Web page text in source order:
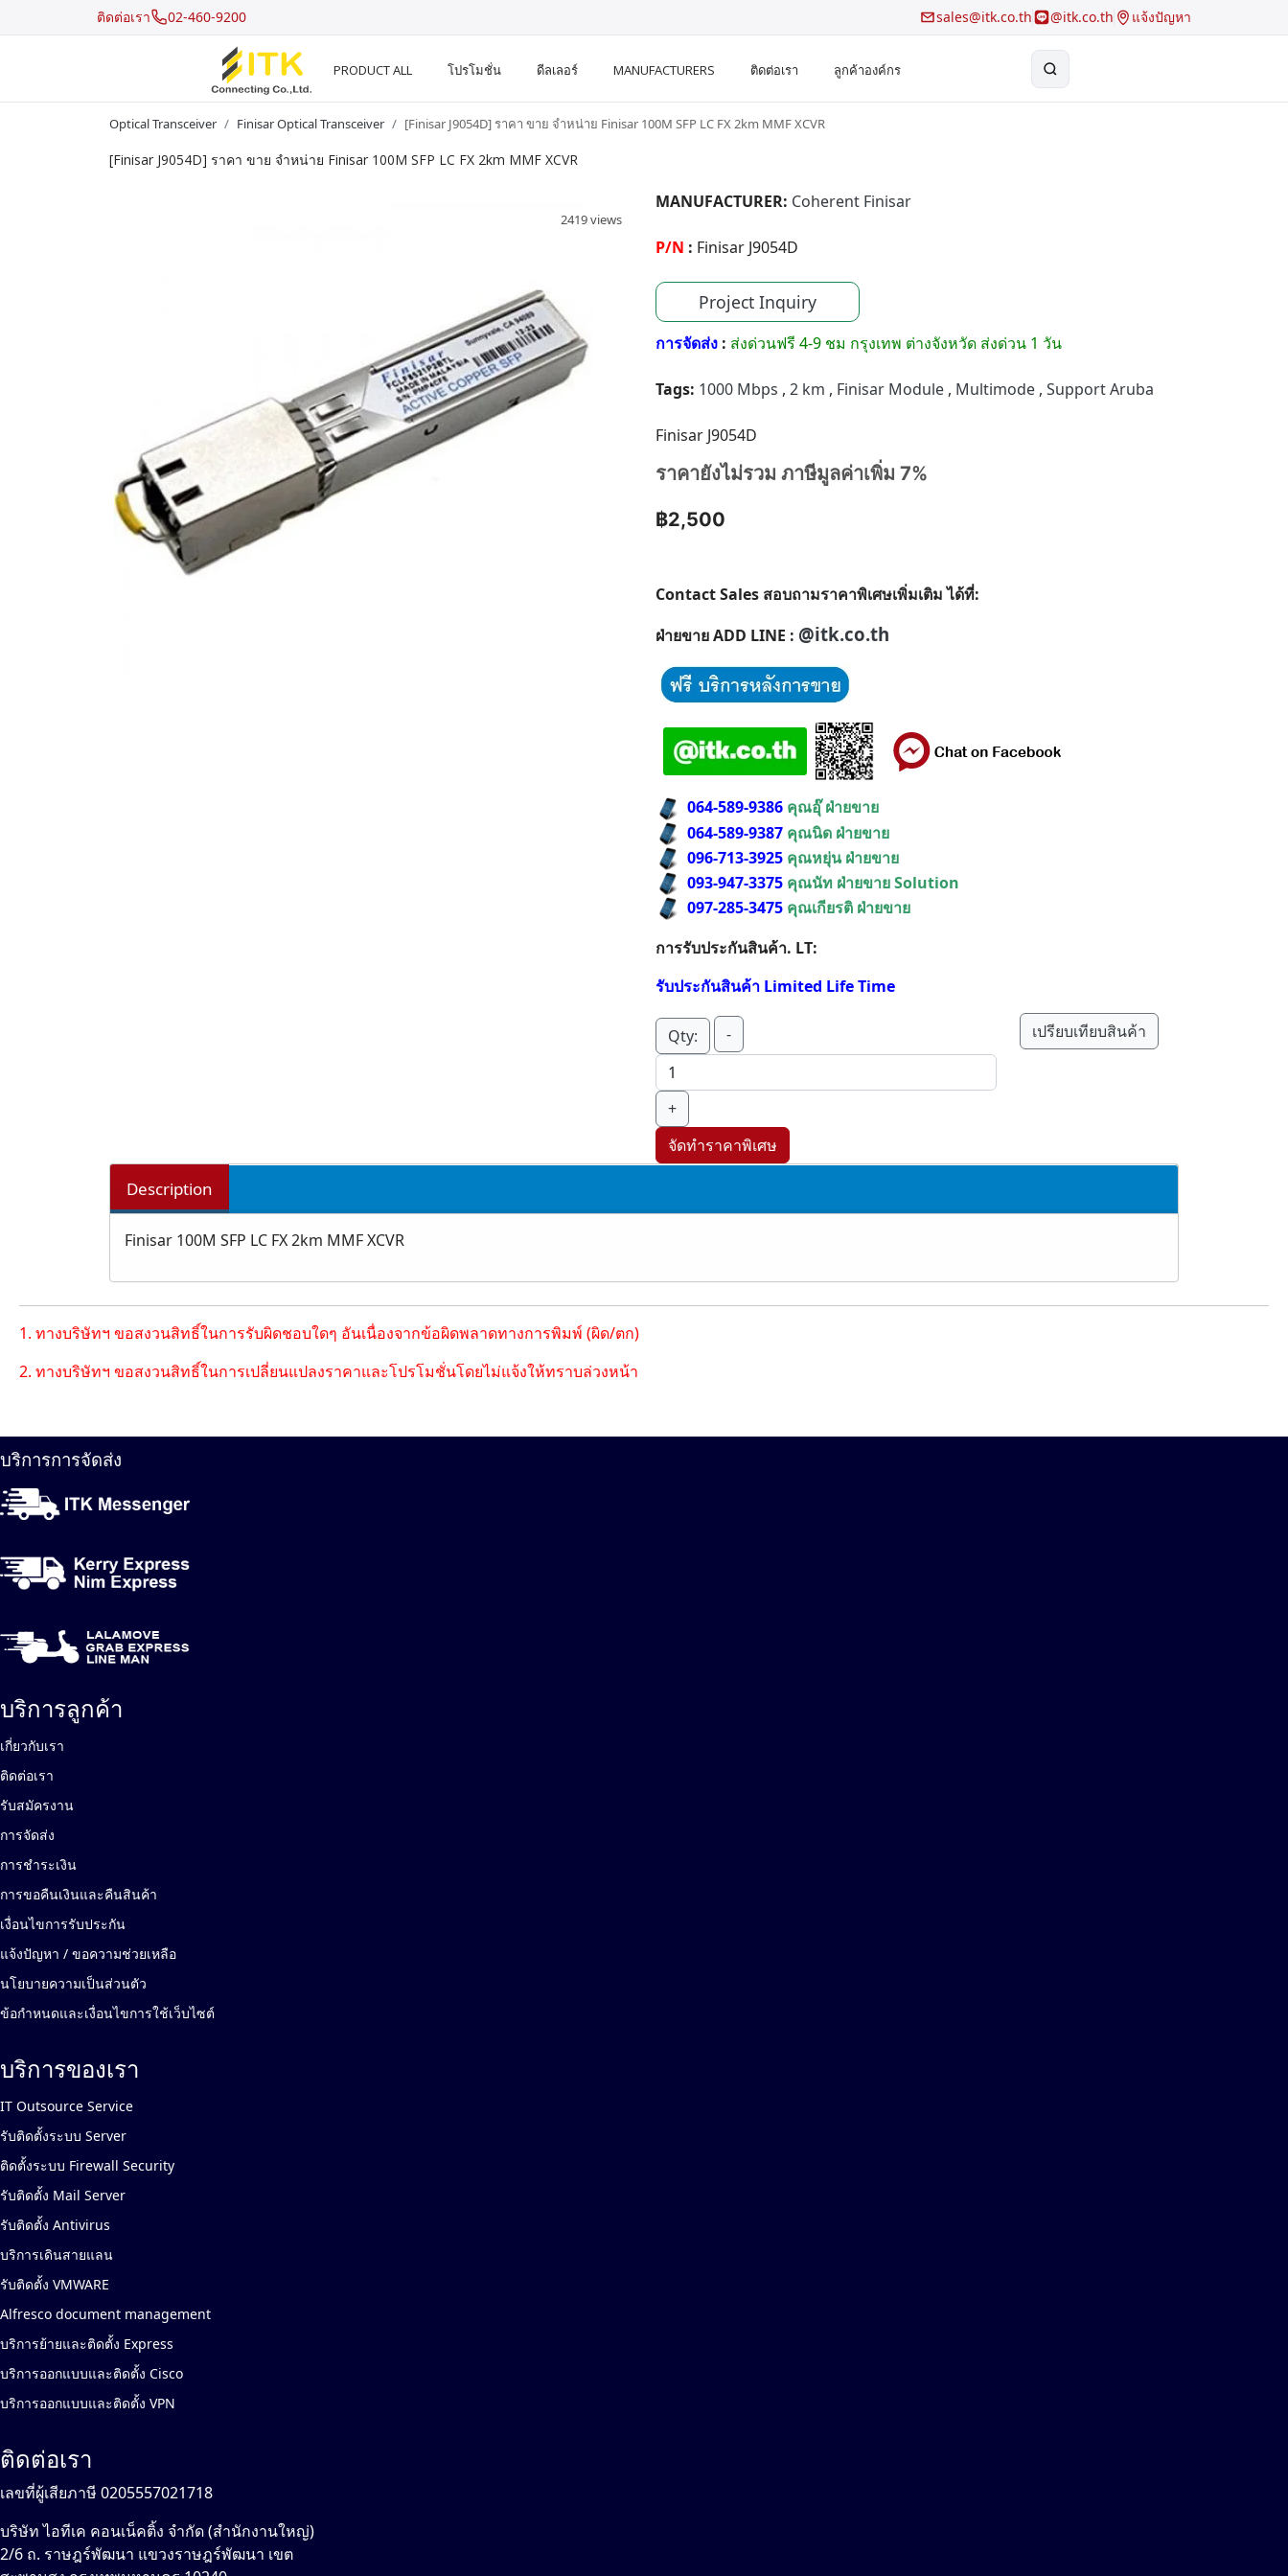
ติดต่อเรา 02-460-9200 sales@itk.co.th @itk.co.th แจ้งปัญหา
PRODUCT ALL โปรโมชั่น ดีลเลอร์ MANUFACTURERS ติดต่อเรา ลูกค้าองค์กร
Optical Transceiver Finisar Optical Transceiver [Finisar J9054D] ราคา ขาย จำหน่าย Finisar 100M SFP LC FX 2km MMF XCVR
[Finisar J9054D] ราคา ขาย จำหน่าย Finisar 100M SFP LC FX 2km MMF XCVR
2419 views
MANUFACTURER: Coherent Finisar
P/N : Finisar J9054D
Project Inquiry
การจัดส่ง : ส่งด่วนฟรี 4-9 ชม กรุงเทพ ต่างจังหวัด ส่งด่วน 1 วัน
Tags: 1000 Mbps , 2 km , Finisar Module , Multimode , Support Aruba
Finisar J9054D
ราคายังไม่รวม ภาษีมูลค่าเพิ่ม 7%
฿2,500
Contact Sales สอบถามราคาพิเศษเพิ่มเติม ได้ที่:
ฝ่ายขาย ADD LINE : @itk.co.th
064-589-9386 คุณอุ๊ ฝ่ายขาย
064-589-9387 คุณนิด ฝ่ายขาย
096-713-3925 คุณหยุ่น ฝ่ายขาย
093-947-3375 คุณนัท ฝ่ายขาย Solution
097-285-3475 คุณเกียรติ ฝ่ายขาย
การรับประกันสินค้า. LT:
รับประกันสินค้า Limited Life Time
Qty: -
+
จัดทำราคาพิเศษ
เปรียบเทียบสินค้า
Description
Finisar 100M SFP LC FX 2km MMF XCVR
1. ทางบริษัทฯ ขอสงวนสิทธิ์ในการรับผิดชอบใดๆ อันเนื่องจากข้อผิดพลาดทางการพิมพ์ (ผิด/ตก)
2. ทางบริษัทฯ ขอสงวนสิทธิ์ในการเปลี่ยนแปลงราคาและโปรโมชั่นโดยไม่แจ้งให้ทราบล่วงหน้า
บริการการจัดส่ง
บริการลูกค้า
เกี่ยวกับเรา
ติดต่อเรา
รับสมัครงาน
การจัดส่ง
การชำระเงิน
การขอคืนเงินและคืนสินค้า
เงื่อนไขการรับประกัน
แจ้งปัญหา / ขอความช่วยเหลือ
นโยบายความเป็นส่วนตัว
ข้อกำหนดและเงื่อนไขการใช้เว็บไซต์
บริการของเรา
IT Outsource Service
รับติดตั้งระบบ Server
ติดตั้งระบบ Firewall Security
รับติดตั้ง Mail Server
รับติดตั้ง Antivirus
บริการเดินสายแลน
รับติดตั้ง VMWARE
Alfresco document management
บริการย้ายและติดตั้ง Express
บริการออกแบบและติดตั้ง Cisco
บริการออกแบบและติดตั้ง VPN
ติดต่อเรา
เลขที่ผู้เสียภาษี 0205557021718
บริษัท ไอทีเค คอนเน็คติ้ง จำกัด (สำนักงานใหญ่)
2/6 ถ. ราษฎร์พัฒนา แขวงราษฎร์พัฒนา เขต